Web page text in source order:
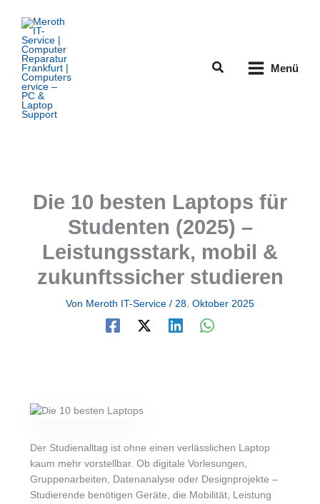
Inhalt
springen
Suchen Menü
Die 10 besten Laptops für
Studenten (2025) –
Leistungsstark, mobil &
zukunftssicher studieren
Von Meroth IT-Service / 28. Oktober 2025
Der Studienalltag ist ohne einen verlässlichen Laptop
kaum mehr vorstellbar. Ob digitale Vorlesungen,
Gruppenarbeiten, Datenanalyse oder Designprojekte –
Studierende benötigen Geräte, die Mobilität, Leistung